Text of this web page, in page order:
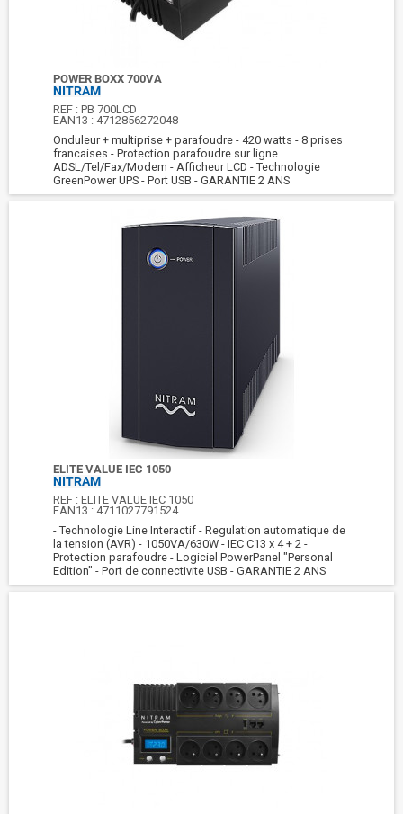
POWER BOXX 700VA
NITRAM
REF :PB 700LCD
EAN13 : 4712856272048
Onduleur + multiprise + parafoudre - 420 watts - 8 prises
francaises - Protection parafoudre sur ligne
ADSL/Tel/Fax/Modem - Afficheur LCD - Technologie
GreenPower UPS - Port USB - GARANTIE 2 ANS
ELITE VALUE IEC 1050
NITRAM
REF :ELITE VALUE IEC 1050
EAN13 : 4711027791524
- Technologie Line Interactif - Regulation automatique de
la tension (AVR) - 1050VA/630W - IEC C13 x 4 + 2 -
Protection parafoudre - Logiciel PowerPanel "Personal
Edition" - Port de connectivite USB - GARANTIE 2 ANS